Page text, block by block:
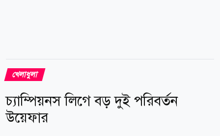
খেলাধুলা
চ্যাম্পিয়নস লিগে বড় দুই পরিবর্তন
উয়েফার